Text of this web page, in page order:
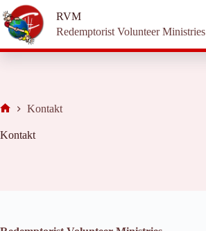
Zum
Inhalt
springen
RVM
Redemptorist Volunteer Ministries
Kontakt
Kontakt